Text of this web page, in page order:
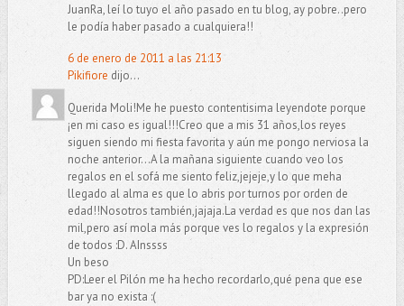
JuanRa, leí lo tuyo el año pasado en tu blog, ay pobre..pero
le podía haber pasado a cualquiera!!
6 de enero de 2011 a las 21:13
Pikifiore dijo...
Querida Moli!Me he puesto contentisima leyendote porque
¡en mi caso es igual!!!Creo que a mis 31 años,los reyes
siguen siendo mi fiesta favorita y aún me pongo nerviosa la
noche anterior...A la mañana siguiente cuando veo los
regalos en el sofá me siento feliz,jejeje,y lo que meha
llegado al alma es que lo abris por turnos por orden de
edad!!Nosotros también,jajaja.La verdad es que nos dan las
mil,pero así mola más porque ves lo regalos y la expresión
de todos :D. AInssss
Un beso
PD:Leer el Pilón me ha hecho recordarlo,qué pena que ese
bar ya no exista :(